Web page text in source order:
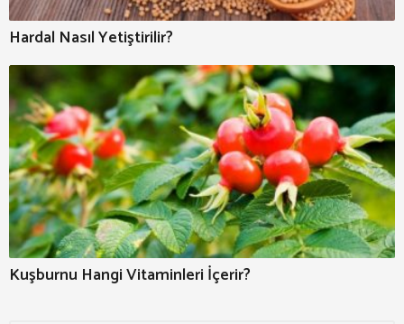
Hardal Nasıl Yetiştirilir?
Kuşburnu Hangi Vitaminleri İçerir?